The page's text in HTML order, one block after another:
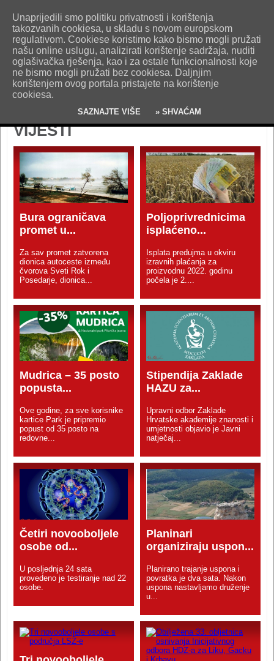
O nama Kontakt Oglašavanje Impresum
Uvjeti korištenja
Pošaljite nam vijest!
VIJESTI
Bura ograničava
promet u...
Za sav promet zatvorena
dionica autoceste između
čvorova Sveti Rok i
Posedarje, dionica...
Poljoprivrednicima
isplaćeno...
Isplata predujma u okviru
izravnih plaćanja za
proizvodnu 2022. godinu
počela je 2....
Mudrica – 35 posto
popusta...
Ove godine, za sve korisnike
kartice Park je pripremio
popust od 35 posto na
redovne...
Stipendija Zaklade
HAZU za...
Upravni odbor Zaklade
Hrvatske akademije znanosti i
umjetnosti objavio je Javni
natječaj...
Četiri novooboljele
osobe od...
U posljednja 24 sata
provedeno je testiranje nad 22
osobe.
Planinari
organiziraju uspon...
Planirano trajanje uspona i
povratka je dva sata. Nakon
uspona nastavljamo druženje
u...
Unaprijedili smo politiku privatnosti i korištenja
takozvanih cookiesa, u skladu s novom europskom
regulativom. Cookiese koristimo kako bismo mogli pružati
našu online uslugu, analizirati korištenje sadržaja, nuditi
oglašivačka rješenja, kao i za ostale funkcionalnosti koje
ne bismo mogli pružati bez cookiesa. Daljnjim
korištenjem ovog portala pristajete na korištenje
cookiesa.
SAZNAJTE VIŠE » SHVAĆAM